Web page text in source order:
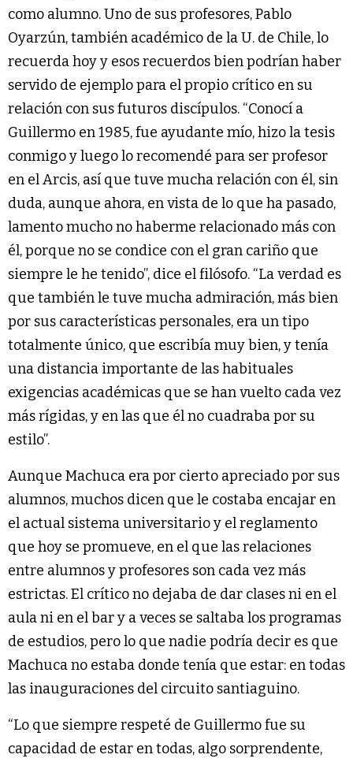
como alumno. Uno de sus profesores, Pablo
Oyarzún, también académico de la U. de Chile, lo
recuerda hoy y esos recuerdos bien podrían haber
servido de ejemplo para el propio crítico en su
relación con sus futuros discípulos. “Conocí a
Guillermo en 1985, fue ayudante mío, hizo la tesis
conmigo y luego lo recomendé para ser profesor
en el Arcis, así que tuve mucha relación con él, sin
duda, aunque ahora, en vista de lo que ha pasado,
lamento mucho no haberme relacionado más con
él, porque no se condice con el gran cariño que
siempre le he tenido”, dice el filósofo. “La verdad es
que también le tuve mucha admiración, más bien
por sus características personales, era un tipo
totalmente único, que escribía muy bien, y tenía
una distancia importante de las habituales
exigencias académicas que se han vuelto cada vez
más rígidas, y en las que él no cuadraba por su
estilo”.
Aunque Machuca era por cierto apreciado por sus
alumnos, muchos dicen que le costaba encajar en
el actual sistema universitario y el reglamento
que hoy se promueve, en el que las relaciones
entre alumnos y profesores son cada vez más
estrictas. El crítico no dejaba de dar clases ni en el
aula ni en el bar y a veces se saltaba los programas
de estudios, pero lo que nadie podría decir es que
Machuca no estaba donde tenía que estar: en todas
las inauguraciones del circuito santiaguino.
“Lo que siempre respeté de Guillermo fue su
capacidad de estar en todas, algo sorprendente,